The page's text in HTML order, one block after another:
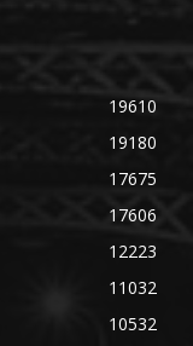
19610
19180
17675
17606
12223
11032
10532